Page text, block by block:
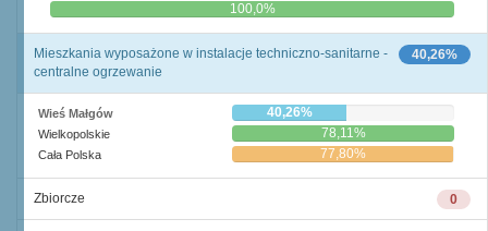
0,0% 100,0%
40,26%
Mieszkania wyposażone w instalacje techniczno-sanitarne -
centralne ogrzewanie
Wieś Małgów 40,26%
Wielkopolskie 78,11%
Cała Polska 77,80%
0
Zbiorcze